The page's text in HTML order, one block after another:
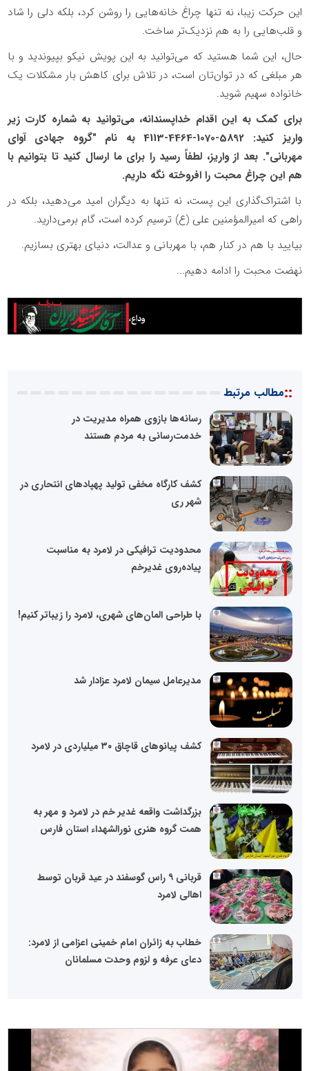
این حرکت زیبا، نه تنها چراغ خانه‌هایی را روشن کرد، بلکه دلی را شاد
و قلب‌هایی را به هم نزدیک‌تر ساخت.
حال، این شما هستید که می‌توانید به این پویش نیکو بپیوندید و با
هر مبلغی که در توان‌تان است، در تلاش برای کاهش بار مشکلات یک
خانواده سهیم شوید.
برای کمک به این اقدام خداپسندانه، می‌توانید به شماره کارت زیر
واریز کنید: 5892-1070-4464-4113 به نام "گروه جهادی آوای
مهربانی". بعد از واریز، لطفاً رسید را برای ما ارسال کنید تا بتوانیم با
هم این چراغ محبت را افروخته نگه‌ داریم.
با اشتراک‌گذاری این پست، نه تنها به دیگران امید می‌دهید، بلکه در
راهی که امیرالمؤمنین علی (ع) ترسیم کرده است، گام برمی‌دارید.
بیایید با هم در کنار هم، با مهربانی و عدالت، دنیای بهتری بسازیم.
نهضت محبت را ادامه دهیم...
::مطالب مرتبط
رسانه‌ها بازوی همراه مدیریت در
خدمت‌رسانی به مردم هستند
کشف کارگاه مخفی تولید پهپادهای انتحاری در
شهر ری
محدودیت ترافیکی در لامرد به مناسبت
پیاده‌روی غدیرخم
با طراحی المان‌های شهری، لامرد را زیباتر کنیم!
مدیرعامل سیمان لامرد عزادار شد
کشف پیانوهای قاچاق ۳۰ میلیاردی در لامرد
بزرگداشت واقعه غدیر خم در لامرد و مهر به
همت گروه هنری نورالشهداء استان فارس
قربانی ۹ راس گوسفند در عید قربان توسط
اهالی لامرد
خطاب به زائران امام خمینی اعزامی از لامرد:
دعای عرفه و لزوم وحدت مسلمانان